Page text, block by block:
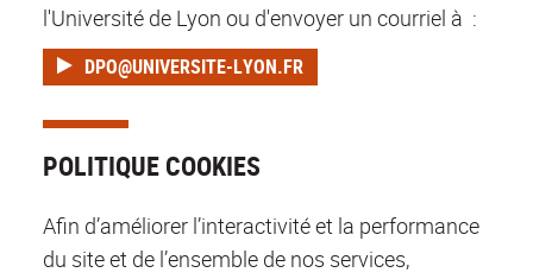
l'Université de Lyon ou d'envoyer un courriel à :
DPO@UNIVERSITE-LYON.FR
POLITIQUE COOKIES
Afin d’améliorer l’interactivité et la performance
du site et de l’ensemble de nos services,